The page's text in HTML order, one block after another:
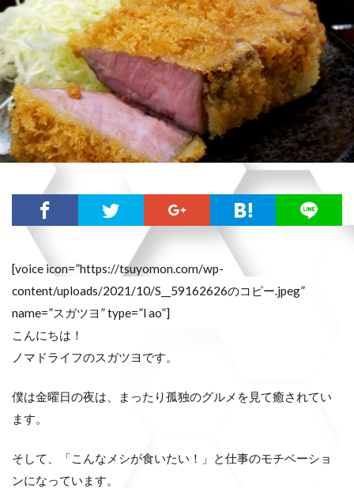
[voice icon=”https://tsuyomon.com/wp-
content/uploads/2021/10/S__59162626のコピー.jpeg”
name=”スガツヨ” type=”l ao”]
こんにちは！
ノマドライフのスガツヨです。
僕は金曜日の夜は、まったり孤独のグルメを見て癒されてい
ます。
そして、「こんなメシが食いたい！」と仕事のモチベーショ
ンになっています。